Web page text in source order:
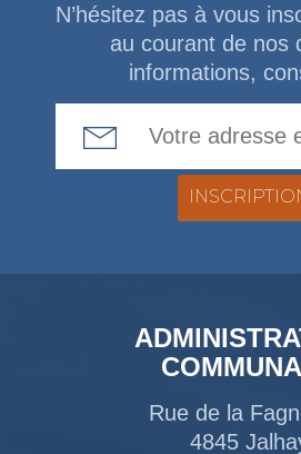
N’hésitez pas à vous
au courant de nos
informations,
Rue de la
4845